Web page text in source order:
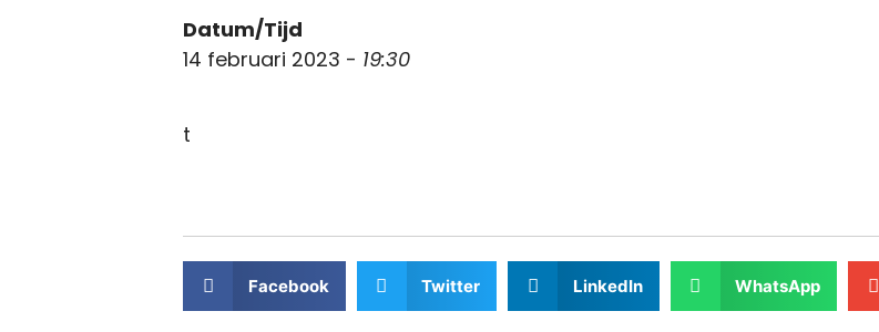
Datum/Tijd
14 februari 2023 - 19:30
t
Facebook Twitter LinkedIn WhatsApp